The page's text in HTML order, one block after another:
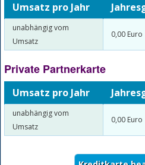
Umsatz pro Jahr
unabhängig vom
Umsatz
0,00 Euro
Private Partnerkarte
Umsatz pro Jahr
unabhängig vom
Umsatz
0,00 Euro